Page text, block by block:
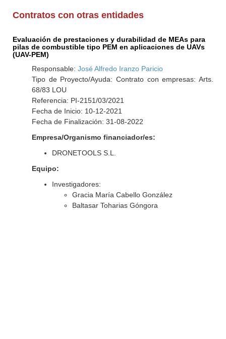
Contratos con otras entidades
Evaluación de prestaciones y durabilidad de MEAs para
pilas de combustible tipo PEM en aplicaciones de UAVs
(UAV-PEM)
Responsable: José Alfredo Iranzo Paricio
Tipo de Proyecto/Ayuda: Contrato con empresas: Arts.
68/83 LOU
Referencia: PI-2151/03/2021
Fecha de Inicio: 10-12-2021
Fecha de Finalización: 31-08-2022
Empresa/Organismo financiador/es:
DRONETOOLS S.L.
Equipo:
Investigadores:
Gracia María Cabello González
Baltasar Toharias Góngora